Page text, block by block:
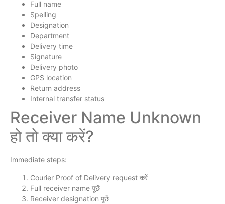
Full name
Spelling
Designation
Department
Delivery time
Signature
Delivery photo
GPS location
Return address
Internal transfer status
Receiver Name Unknown
हो तो क्या करें?
Immediate steps:
Courier Proof of Delivery request करें
Full receiver name पूछें
Receiver designation पूछें